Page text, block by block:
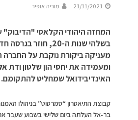
21/11/2021 מוריה אופיר
המחזה היהודי הקלאסי "הדיבוק"
בשלהי שנות ה-20, חוזר
מעניקה ביקורת נוקבת על החברה
ומעמידה את יחסי הון שלטון ודת
האינדיבידואל שמחליט להתקומם.
קבוצת התיאטרון “סמרטוט” בניהולו
בר-אל העלתה ביום שלישי בשבוע שעבר